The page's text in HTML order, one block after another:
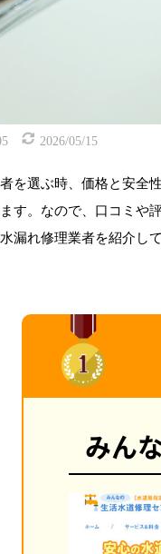
2026/05/15
を選ぶ時、価格と安全
す。なので、口コミや
漏れ修理業者を紹介し
みん